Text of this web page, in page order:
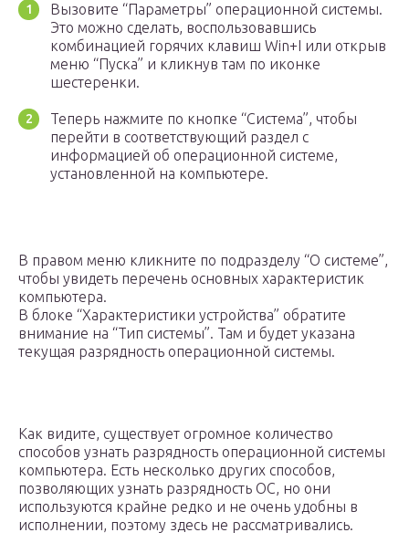
Вызовите “Параметры” операционной системы.
Это можно сделать, воспользовавшись
комбинацией горячих клавиш Win+I или открыв
меню “Пуска” и кликнув там по иконке
шестеренки.
Теперь нажмите по кнопке “Система”, чтобы
перейти в соответствующий раздел с
информацией об операционной системе,
установленной на компьютере.
В правом меню кликните по подразделу “О системе”,
чтобы увидеть перечень основных характеристик
компьютера.
В блоке “Характеристики устройства” обратите
внимание на “Тип системы”. Там и будет указана
текущая разрядность операционной системы.
Как видите, существует огромное количество
способов узнать разрядность операционной системы
компьютера. Есть несколько других способов,
позволяющих узнать разрядность ОС, но они
используются крайне редко и не очень удобны в
исполнении, поэтому здесь не рассматривались.